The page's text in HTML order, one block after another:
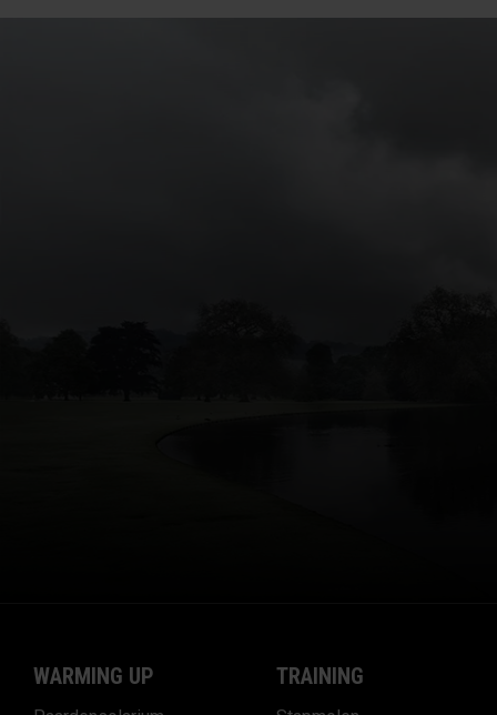
WARMING UP TRAINING